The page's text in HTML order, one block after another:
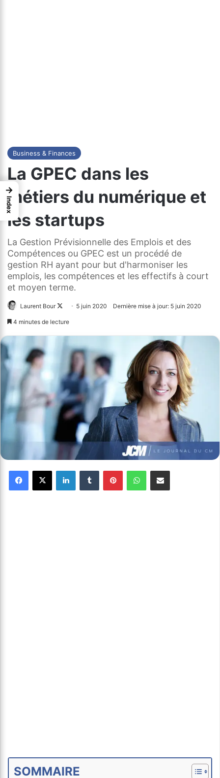
Business & Finances
La GPEC dans les
métiers du numérique et
les startups
La Gestion Prévisionnelle des Emplois et des
Compétences ou GPEC est un procédé de
gestion RH ayant pour but d'harmoniser les
emplois, les compétences et les effectifs à court
et moyen terme.
Laurent Bour
Follow5 juin 2020 Dernière mise à jour: 5 juin 2020
4 minutes de lecture
SOMMAIRE
→
Index